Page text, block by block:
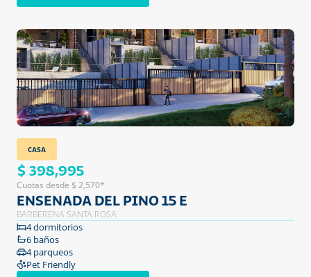
CASA
$ 398,995
Cuotas desde $ 2,570*
ENSENADA DEL PINO 15 E
BARBERENA SANTA ROSA
4 dormitorios
6 baños
4 parqueos
Pet Friendly